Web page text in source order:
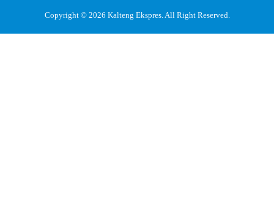
Copyright © 2026 Kalteng Ekspres. All Right Reserved.